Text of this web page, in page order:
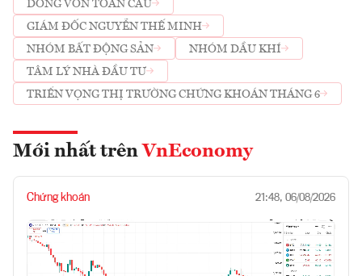
DÒNG VỐN TOÀN CẦU
GIÁM ĐỐC NGUYỄN THẾ MINH
NHÓM BẤT ĐỘNG SẢN
NHÓM DẦU KHÍ
TÂM LÝ NHÀ ĐẦU TƯ
TRIỂN VỌNG THỊ TRƯỜNG CHỨNG KHOÁN THÁNG 6
Mới nhất trên VnEconomy
Chứng khoán 21:48, 06/08/2026